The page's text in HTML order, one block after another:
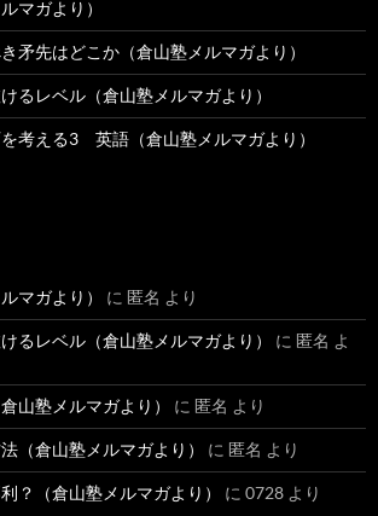
マガより）
矛先はどこか（倉山塾メルマガより）
るレベル（倉山塾メルマガより）
考える3 英語（倉山塾メルマガより）
マガより） に 匿名 より
るレベル（倉山塾メルマガより） に 匿名 よ
山塾メルマガより） に 匿名 より
（倉山塾メルマガより） に 匿名 より
？（倉山塾メルマガより） に 0728 より